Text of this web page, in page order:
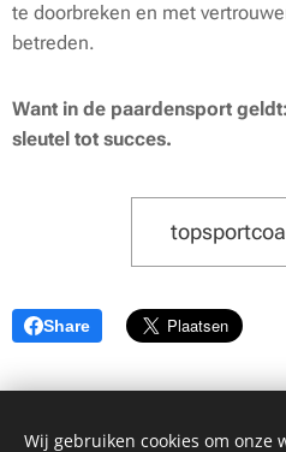
te doorbreken en met
betreden.
Want in de paardensport
sleutel tot succes.
Share
Wij gebruiken cookies om onze